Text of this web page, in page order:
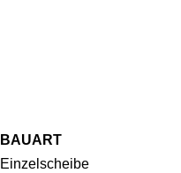
BAUART
Einzelscheibe